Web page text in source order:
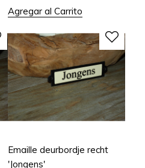
Agregar al Carrito
Emaille deurbordje recht
'Jongens'